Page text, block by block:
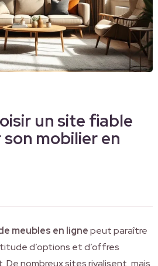
un site fiable
mobilier en
meubles en lignepeut paraître
d’options et d’offres
De nombreux sites rivalisent, mais